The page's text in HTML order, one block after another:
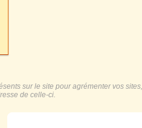
sur le site pour agrémenter vos
de celle-ci.